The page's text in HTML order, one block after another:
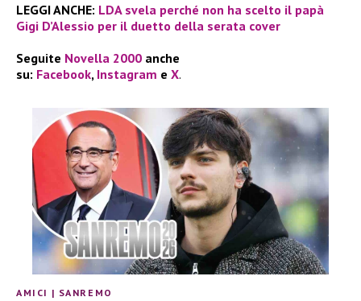
LEGGI ANCHE: LDA svela perché non ha scelto il papà
Gigi D’Alessio per il duetto della serata cover
Seguite Novella 2000 anche
su: Facebook, Instagram e X.
AMICI | SANREMO